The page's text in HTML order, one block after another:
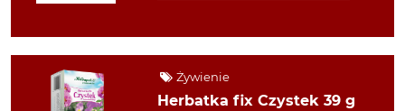
Żywienie
Herbatka fix Czystek 39 g